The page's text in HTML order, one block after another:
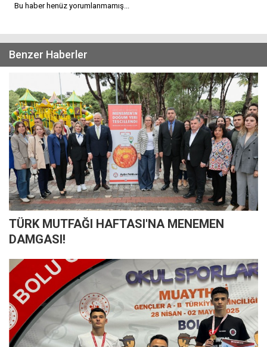
Bu haber henüz yorumlanmamış...
Benzer Haberler
TÜRK MUTFAĞI HAFTASI'NA MENEMEN
DAMGASI!